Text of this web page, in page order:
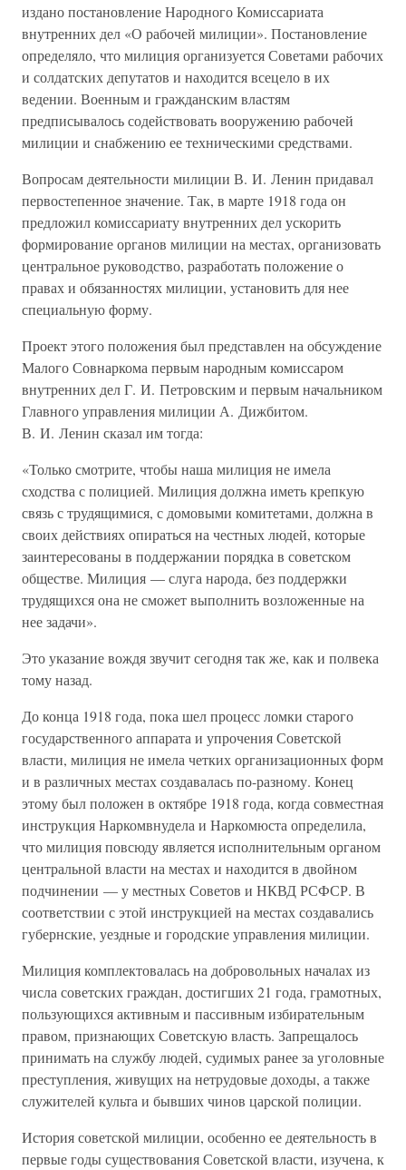
издано постановление Народного Комиссариата
внутренних дел «О рабочей милиции». Постановление
определяло, что милиция организуется Советами рабочих
и солдатских депутатов и находится всецело в их
ведении. Военным и гражданским властям
предписывалось содействовать вооружению рабочей
милиции и снабжению ее техническими средствами.
Вопросам деятельности милиции В. И. Ленин придавал
первостепенное значение. Так, в марте 1918 года он
предложил комиссариату внутренних дел ускорить
формирование органов милиции на местах, организовать
центральное руководство, разработать положение о
правах и обязанностях милиции, установить для нее
специальную форму.
Проект этого положения был представлен на обсуждение
Малого Совнаркома первым народным комиссаром
внутренних дел Г. И. Петровским и первым начальником
Главного управления милиции А. Дижбитом.
В. И. Ленин сказал им тогда:
«Только смотрите, чтобы наша милиция не имела
сходства с полицией. Милиция должна иметь крепкую
связь с трудящимися, с домовыми комитетами, должна в
своих действиях опираться на честных людей, которые
заинтересованы в поддержании порядка в советском
обществе. Милиция — слуга народа, без поддержки
трудящихся она не сможет выполнить возложенные на
нее задачи».
Это указание вождя звучит сегодня так же, как и полвека
тому назад.
До конца 1918 года, пока шел процесс ломки старого
государственного аппарата и упрочения Советской
власти, милиция не имела четких организационных форм
и в различных местах создавалась по-разному. Конец
этому был положен в октябре 1918 года, когда совместная
инструкция Наркомвнудела и Наркомюста определила,
что милиция повсюду является исполнительным органом
центральной власти на местах и находится в двойном
подчинении — у местных Советов и НКВД РСФСР. В
соответствии с этой инструкцией на местах создавались
губернские, уездные и городские управления милиции.
Милиция комплектовалась на добровольных началах из
числа советских граждан, достигших 21 года, грамотных,
пользующихся активным и пассивным избирательным
правом, признающих Советскую власть. Запрещалось
принимать на службу людей, судимых ранее за уголовные
преступления, живущих на нетрудовые доходы, а также
служителей культа и бывших чинов царской полиции.
История советской милиции, особенно ее деятельность в
первые годы существования Советской власти, изучена, к